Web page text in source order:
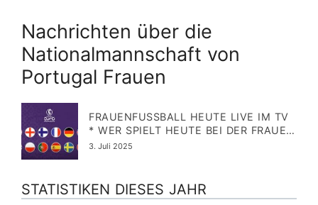
Nachrichten über die
Nationalmannschaft von
Portugal Frauen
FRAUENFUSSBALL HEUTE LIVE IM TV *
WER SPIELT HEUTE BEI DER FRAUEN E
M 2025? WO SIND DIE SPIELE ZU S
Veröffentlicht
3. Juli 2025
STATISTIKEN DIESES JAHR